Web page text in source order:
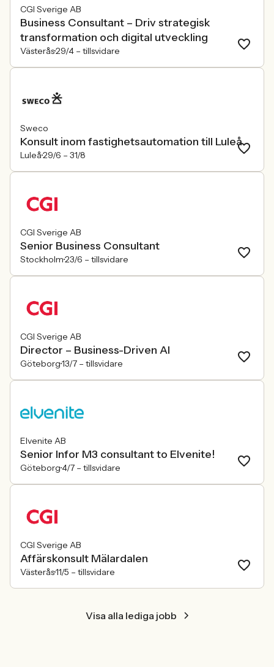
CGI Sverige AB
Business Consultant – Driv strategisk
transformation och digital utveckling
Västerås29/4 – tillsvidare
Sweco
Konsult inom fastighetsautomation till Luleå
Luleå29/6 – 31/8
CGI Sverige AB
Senior Business Consultant
Stockholm23/6 – tillsvidare
CGI Sverige AB
Director – Business-Driven AI
Göteborg13/7 – tillsvidare
Elvenite AB
Senior Infor M3 consultant to Elvenite!
Göteborg4/7 – tillsvidare
CGI Sverige AB
Affärskonsult Mälardalen
Västerås11/5 – tillsvidare
Visa alla lediga jobb